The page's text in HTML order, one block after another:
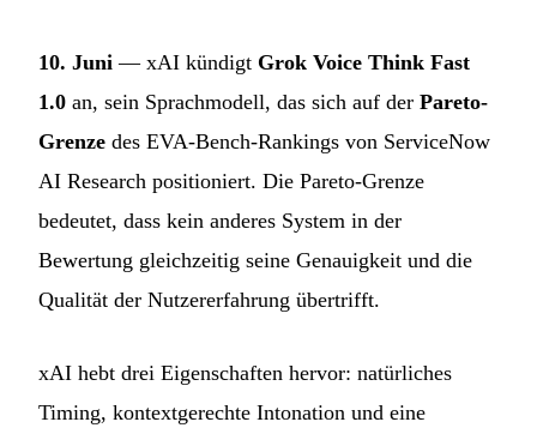
10. Juni — xAI kündigt Grok Voice Think Fast
1.0 an, sein Sprachmodell, das sich auf der Pareto-
Grenze des EVA-Bench-Rankings von ServiceNow
AI Research positioniert. Die Pareto-Grenze
bedeutet, dass kein anderes System in der
Bewertung gleichzeitig seine Genauigkeit und die
Qualität der Nutzererfahrung übertrifft.
xAI hebt drei Eigenschaften hervor: natürliches
Timing, kontextgerechte Intonation und eine